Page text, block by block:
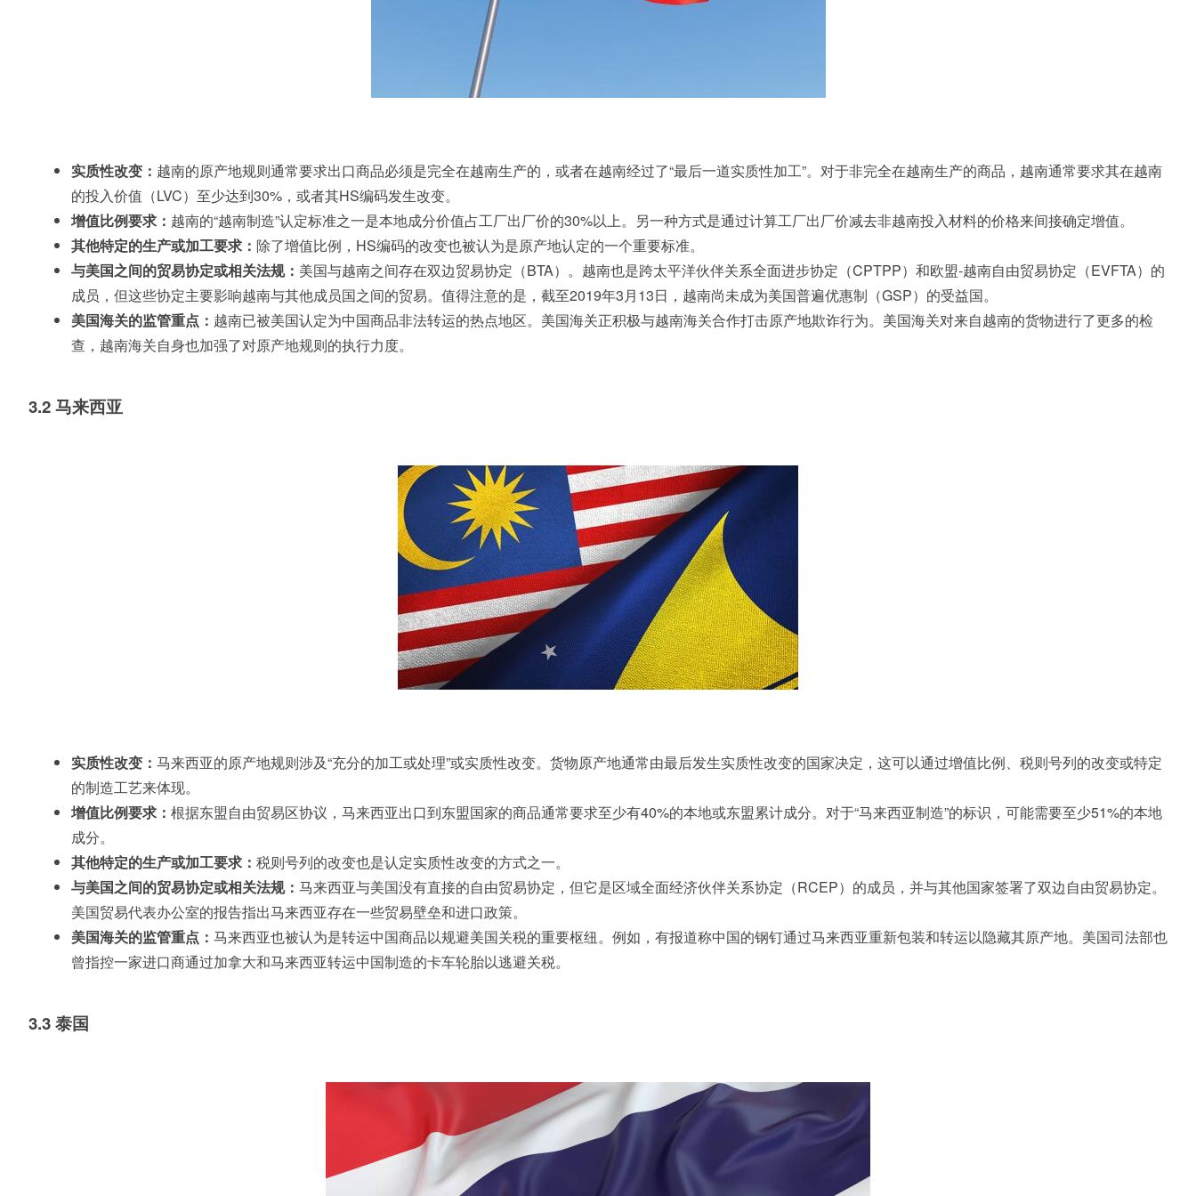
实质性改变： 越南的原产地规则通常要求出口商品必须是完全在越南生产的，或者在越南经过了“最后一道实质性加工”。对于非完全在越南生产的商品，越南通常要求其在越南
的投入价值（LVC）至少达到30%，或者其HS编码发生改变。
增值比例要求： 越南的“越南制造”认定标准之一是本地成分价值占工厂出厂价的30%以上。另一种方式是通过计算工厂出厂价减去非越南投入材料的价格来间接确定增值。
其他特定的生产或加工要求： 除了增值比例，HS编码的改变也被认为是原产地认定的一个重要标准。
与美国之间的贸易协定或相关法规： 美国与越南之间存在双边贸易协定（BTA）。越南也是跨太平洋伙伴关系全面进步协定（CPTPP）和欧盟-越南自由贸易协定（EVFTA）的
成员，但这些协定主要影响越南与其他成员国之间的贸易。值得注意的是，截至2019年3月13日，越南尚未成为美国普遍优惠制（GSP）的受益国。
美国海关的监管重点： 越南已被美国认定为中国商品非法转运的热点地区。美国海关正积极与越南海关合作打击原产地欺诈行为。美国海关对来自越南的货物进行了更多的检
查，越南海关自身也加强了对原产地规则的执行力度。
3.2 马来西亚
实质性改变： 马来西亚的原产地规则涉及“充分的加工或处理”或实质性改变。货物原产地通常由最后发生实质性改变的国家决定，这可以通过增值比例、税则号列的改变或特定
的制造工艺来体现。
增值比例要求： 根据东盟自由贸易区协议，马来西亚出口到东盟国家的商品通常要求至少有40%的本地或东盟累计成分。对于“马来西亚制造”的标识，可能需要至少51%的本地
成分。
其他特定的生产或加工要求： 税则号列的改变也是认定实质性改变的方式之一。
与美国之间的贸易协定或相关法规： 马来西亚与美国没有直接的自由贸易协定，但它是区域全面经济伙伴关系协定（RCEP）的成员，并与其他国家签署了双边自由贸易协定。
美国贸易代表办公室的报告指出马来西亚存在一些贸易壁垒和进口政策。
美国海关的监管重点： 马来西亚也被认为是转运中国商品以规避美国关税的重要枢纽。例如，有报道称中国的钢钉通过马来西亚重新包装和转运以隐藏其原产地。美国司法部也
曾指控一家进口商通过加拿大和马来西亚转运中国制造的卡车轮胎以逃避关税。
3.3 泰国